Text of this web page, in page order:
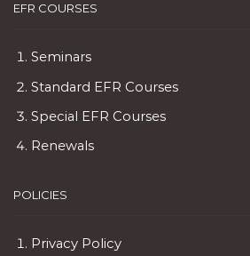
EFR COURSES
Seminars
Standard EFR Courses
Special EFR Courses
Renewals
POLICIES
Privacy Policy